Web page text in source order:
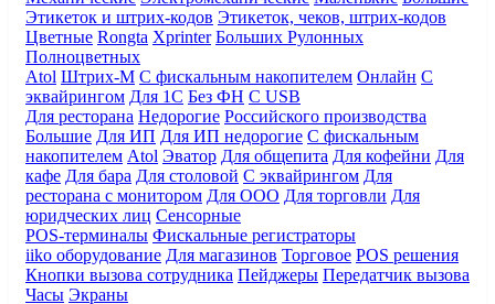
Этикеток и штрих-кодов Этикеток, чеков, штрих-кодов
Цветные Rongta Xprinter Больших Рулонных
Полноцветных
Atol Штрих-М С фискальным накопителем Онлайн С
эквайрингом Для 1С Без ФН С USB
Для ресторана Недорогие Российского производства
Большие Для ИП Для ИП недорогие С фискальным
накопителем Atol Эватор Для общепита Для кофейни Для
кафе Для бара Для столовой С эквайрингом Для
ресторана с монитором Для ООО Для торговли Для
юридческих лиц Сенсорные
POS-терминалы Фискальные регистраторы
iiko оборудование Для магазинов Торговое POS решения
Кнопки вызова сотрудника Пейджеры Передатчик вызова
Часы Экраны